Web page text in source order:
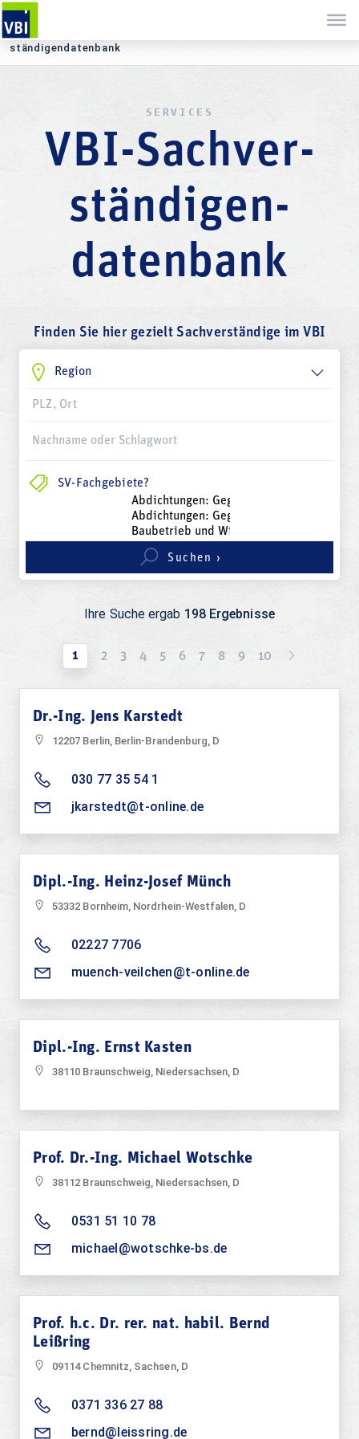
Sie befinden sich hier:
Startseite
stän­di­gen­daten­bank
SERVICES
VBI-Sach­ver­
stän­digen­
daten­bank
Finden Sie hier gezielt Sachverständige im VBI
Suchen ›
SV-Fachgebiete?
Ihre Suche ergab 198 Ergebnisse
1 2 3 4 5 6 7 8 9 10
Dr.-Ing. Jens Karstedt
12207 Berlin, Berlin-Brandenburg, D
030 77 35 54 1
jkarstedt@t-online.de
Dipl.-Ing. Heinz-Josef Münch
53332 Bornheim, Nordrhein-Westfalen, D
02227 7706
muench-veilchen@t-online.de
Dipl.-Ing. Ernst Kasten
38110 Braunschweig, Niedersachsen, D
Prof. Dr.-Ing. Michael Wotschke
38112 Braunschweig, Niedersachsen, D
0531 51 10 78
michael@wotschke-bs.de
Prof. h.c. Dr. rer. nat. habil. Bernd
Leißring
09114 Chemnitz, Sachsen, D
0371 336 27 88
bernd@leissring.de